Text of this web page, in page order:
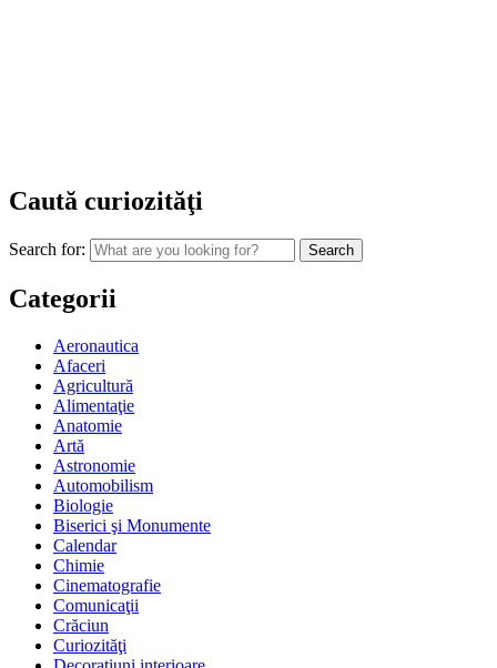
Caută curiozităţi
Search for:
Categorii
Aeronautica
Afaceri
Agricultură
Alimentaţie
Anatomie
Artă
Astronomie
Automobilism
Biologie
Biserici şi Monumente
Calendar
Chimie
Cinematografie
Comunicaţii
Crăciun
Curiozităţi